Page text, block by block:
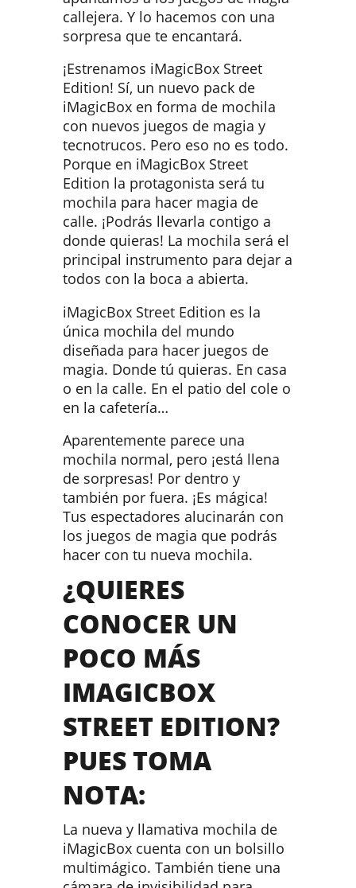
callejera. Y lo hacemos con una
sorpresa que te encantará.
¡Estrenamos iMagicBox Street
Edition! Sí, un nuevo pack de
iMagicBox en forma de mochila
con nuevos juegos de magia y
tecnotrucos. Pero eso no es todo.
Porque en iMagicBox Street
Edition la protagonista será tu
mochila para hacer magia de
calle. ¡Podrás llevarla contigo a
donde quieras! La mochila será el
principal instrumento para dejar a
todos con la boca a abierta.
iMagicBox Street Edition es la
única mochila del mundo
diseñada para hacer juegos de
magia. Donde tú quieras. En casa
o en la calle. En el patio del cole o
en la cafetería…
Aparentemente parece una
mochila normal, pero ¡está llena
de sorpresas! Por dentro y
también por fuera. ¡Es mágica!
Tus espectadores alucinarán con
los juegos de magia que podrás
hacer con tu nueva mochila.
¿QUIERES
CONOCER UN
POCO MÁS
IMAGICBOX
STREET EDITION?
PUES TOMA
NOTA:
La nueva y llamativa mochila de
iMagicBox cuenta con un bolsillo
multimágico. También tiene una